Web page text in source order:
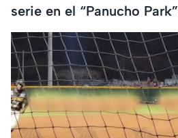
serie en el “Panucho